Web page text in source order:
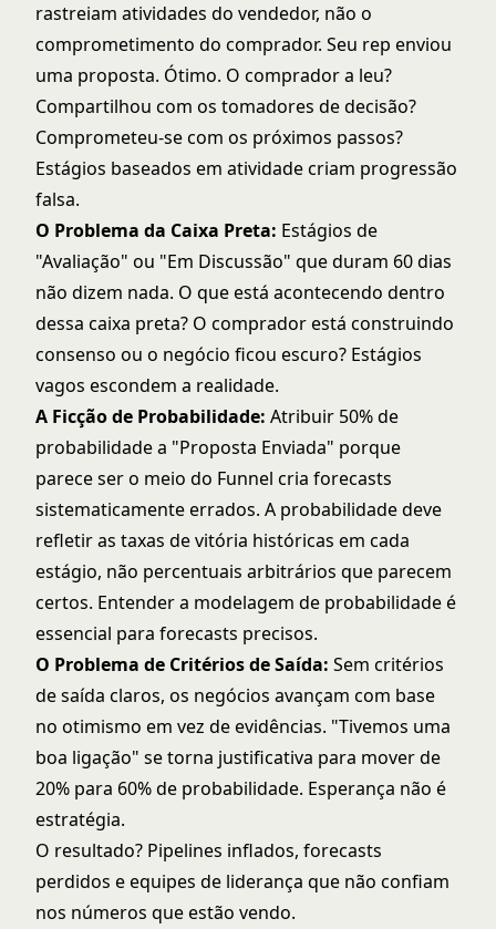
rastreiam atividades do vendedor, não o
comprometimento do comprador. Seu rep enviou
uma proposta. Ótimo. O comprador a leu?
Compartilhou com os tomadores de decisão?
Comprometeu-se com os próximos passos?
Estágios baseados em atividade criam progressão
falsa.
O Problema da Caixa Preta: Estágios de
"Avaliação" ou "Em Discussão" que duram 60 dias
não dizem nada. O que está acontecendo dentro
dessa caixa preta? O comprador está construindo
consenso ou o negócio ficou escuro? Estágios
vagos escondem a realidade.
A Ficção de Probabilidade: Atribuir 50% de
probabilidade a "Proposta Enviada" porque
parece ser o meio do Funnel cria forecasts
sistematicamente errados. A probabilidade deve
refletir as taxas de vitória históricas em cada
estágio, não percentuais arbitrários que parecem
certos. Entender a modelagem de probabilidadeé
essencial para forecasts precisos.
O Problema de Critérios de Saída: Sem critérios
de saída claros, os negócios avançam com base
no otimismo em vez de evidências. "Tivemos uma
boa ligação" se torna justificativa para mover de
20% para 60% de probabilidade. Esperança não é
estratégia.
O resultado? Pipelines inflados, forecasts
perdidos e equipes de liderança que não confiam
nos números que estão vendo.